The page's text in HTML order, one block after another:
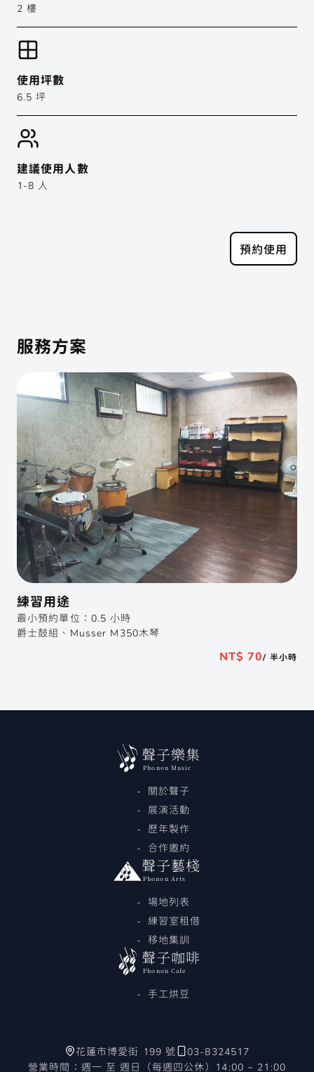
2 樓
使用坪數
6.5 坪
建議使用人數
1-8 人
預約使用
服務方案
練習用途
最小預約單位：0.5 小時
爵士鼓組、Musser M350木琴
NT$ 70/ 半小時
聲子樂集
Phonon Music
關於聲子
展演活動
歷年製作
合作邀約
聲子藝棧
Phonon Arts
場地列表
練習室租借
移地集訓
聲子咖啡
Phonon Cafe
手工烘豆
花蓮市博愛街 199 號
03-8324517
營業時間：週一 至 週日（每週四公休）14:00 ~ 21:00
聲子樂集 Phonon Music
Youtube